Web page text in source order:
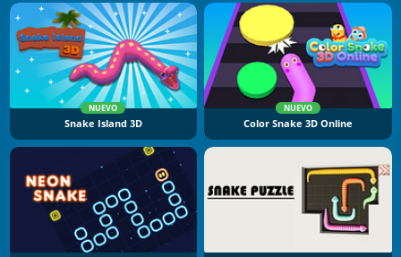
NUEVO
Snake Island 3D
NUEVO
Color Snake 3D Online